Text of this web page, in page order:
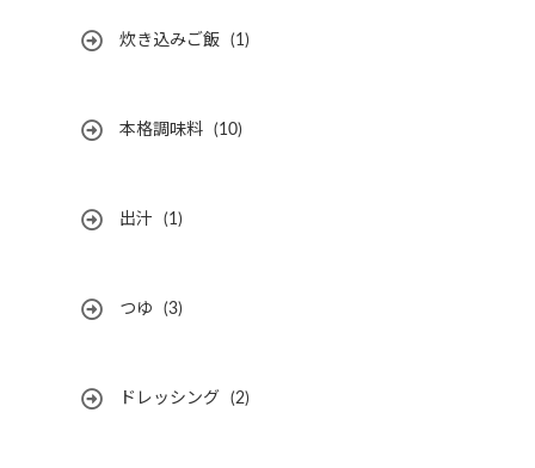
炊き込みご飯 (1)
本格調味料 (10)
出汁 (1)
つゆ (3)
ドレッシング (2)